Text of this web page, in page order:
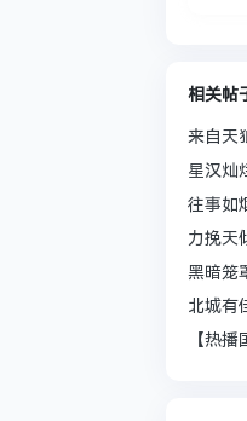
相关帖
来自天
星汉灿
往事如
力挽天
黑暗笼
北城有
【热